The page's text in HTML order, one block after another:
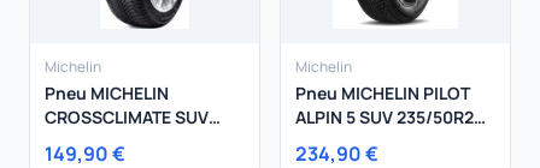
Michelin
Pneu MICHELIN
CROSSCLIMATE SUV
235/60R17 106V
149,90 €
Michelin
Pneu MICHELIN PILOT
ALPIN 5 SUV 235/50R20
104V
234,90 €